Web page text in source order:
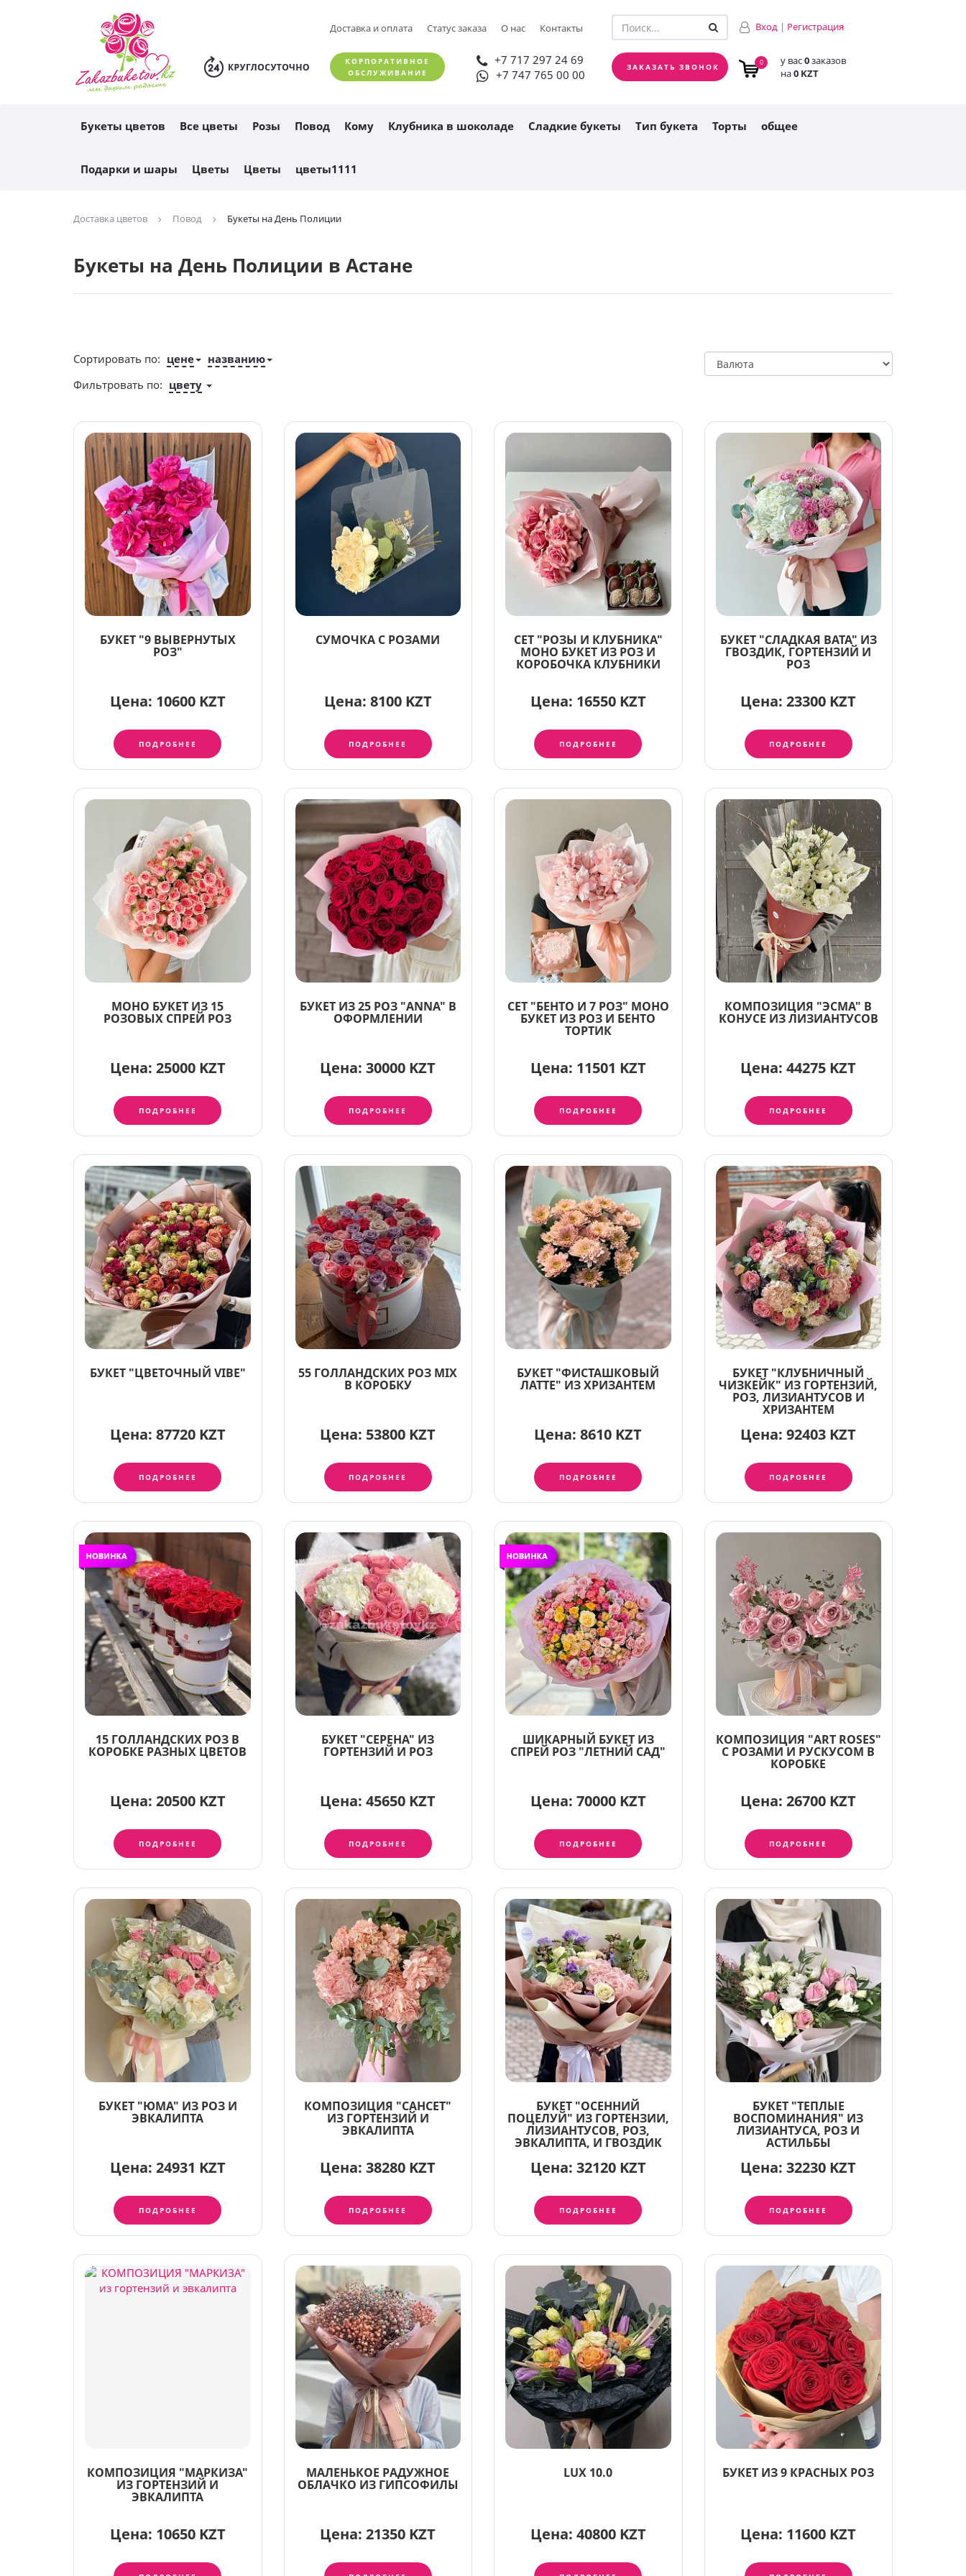
Каталог
+7 717 297 24 69
+7 747 765 00 00
ЗАКАЗАТЬ ЗВОНОК
заказов
0 KZT
Доставка и оплата Статус заказа О нас Контакты Вход | Регистрация
КОРПОРАТИВНОЕ
ОБСЛУЖИВАНИЕ
+7 717 297 24 69
+7 747 765 00 00
ЗАКАЗАТЬ ЗВОНОК 0 у вас0заказов
на0 KZT
Букеты цветов Все цветы Розы Повод Кому Клубника в шоколаде Сладкие букеты Тип букета Торты общее
Подарки и шары Цветы Цветы цветы1111
Доставка цветов Повод Букеты на День Полиции
Букеты на День Полиции в Астане
Сортировать по: цене
названию
Фильтровать по: цвету
БУКЕТ "9 ВЫВЕРНУТЫХ
РОЗ"
Цена: 10600 KZT
ПОДРОБНЕЕ
СУМОЧКА С РОЗАМИ
Цена: 8100 KZT
ПОДРОБНЕЕ
СЕТ "РОЗЫ И КЛУБНИКА"
МОНО БУКЕТ ИЗ РОЗ И
КОРОБОЧКА КЛУБНИКИ
Цена: 16550 KZT
ПОДРОБНЕЕ
БУКЕТ "СЛАДКАЯ ВАТА" ИЗ
ГВОЗДИК, ГОРТЕНЗИЙ И
РОЗ
Цена:23300 KZT
ПОДРОБНЕЕ
МОНО БУКЕТ ИЗ 15
РОЗОВЫХ СПРЕЙ РОЗ
Цена: 25000 KZT
ПОДРОБНЕЕ
БУКЕТ ИЗ 25 РОЗ "ANNA" В
ОФОРМЛЕНИИ
Цена:30000 KZT
ПОДРОБНЕЕ
СЕТ "БЕНТО И 7 РОЗ" МОНО
БУКЕТ ИЗ РОЗ И БЕНТО
ТОРТИК
Цена: 11501 KZT
ПОДРОБНЕЕ
КОМПОЗИЦИЯ "ЭСМА" В
КОНУСЕ ИЗ ЛИЗИАНТУСОВ
Цена:44275 KZT
ПОДРОБНЕЕ
БУКЕТ "ЦВЕТОЧНЫЙ VIBE"
Цена: 87720 KZT
ПОДРОБНЕЕ
55 ГОЛЛАНДСКИХ РОЗ MIX
В КОРОБКУ
Цена: 53800 KZT
ПОДРОБНЕЕ
БУКЕТ "ФИСТАШКОВЫЙ
ЛАТТЕ" ИЗ ХРИЗАНТЕМ
Цена:8610 KZT
ПОДРОБНЕЕ
БУКЕТ "КЛУБНИЧНЫЙ
ЧИЗКЕЙК" ИЗ ГОРТЕНЗИЙ,
РОЗ, ЛИЗИАНТУСОВ И
ХРИЗАНТЕМ
Цена:92403 KZT
ПОДРОБНЕЕ
15 ГОЛЛАНДСКИХ РОЗ В
КОРОБКЕ РАЗНЫХ ЦВЕТОВ
Цена: 20500 KZT
ПОДРОБНЕЕ
БУКЕТ "СЕРЕНА" ИЗ
ГОРТЕНЗИЙ И РОЗ
Цена:45650 KZT
ПОДРОБНЕЕ
ШИКАРНЫЙ БУКЕТ ИЗ
СПРЕЙ РОЗ "ЛЕТНИЙ САД"
Цена: 70000 KZT
ПОДРОБНЕЕ
КОМПОЗИЦИЯ "ART ROSES"
С РОЗАМИ И РУСКУСОМ В
КОРОБКЕ
Цена:26700 KZT
ПОДРОБНЕЕ
БУКЕТ "ЮМА" ИЗ РОЗ И
ЭВКАЛИПТА
Цена: 24931 KZT
ПОДРОБНЕЕ
КОМПОЗИЦИЯ "САНСЕТ"
ИЗ ГОРТЕНЗИЙ И
ЭВКАЛИПТА
Цена:38280 KZT
ПОДРОБНЕЕ
БУКЕТ "ОСЕННИЙ
ПОЦЕЛУЙ" ИЗ ГОРТЕНЗИИ,
ЛИЗИАНТУСОВ, РОЗ,
ЭВКАЛИПТА, И ГВОЗДИК
Цена: 32120 KZT
ПОДРОБНЕЕ
БУКЕТ "ТЕПЛЫЕ
ВОСПОМИНАНИЯ" ИЗ
ЛИЗИАНТУСА, РОЗ И
АСТИЛЬБЫ
Цена:32230 KZT
ПОДРОБНЕЕ
КОМПОЗИЦИЯ "МАРКИЗА"
ИЗ ГОРТЕНЗИЙ И
ЭВКАЛИПТА
Цена: 10650 KZT
МАЛЕНЬКОЕ РАДУЖНОЕ
ОБЛАЧКО ИЗ ГИПСОФИЛЫ
Цена:21350 KZT
LUX 10.0
Цена: 40800 KZT
БУКЕТ ИЗ 9 КРАСНЫХ РОЗ
Цена: 11600 KZT